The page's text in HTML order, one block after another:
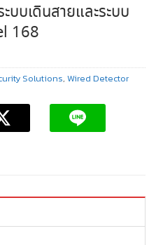
บเดินสายและระบบ
168
Solutions, Wired Detector